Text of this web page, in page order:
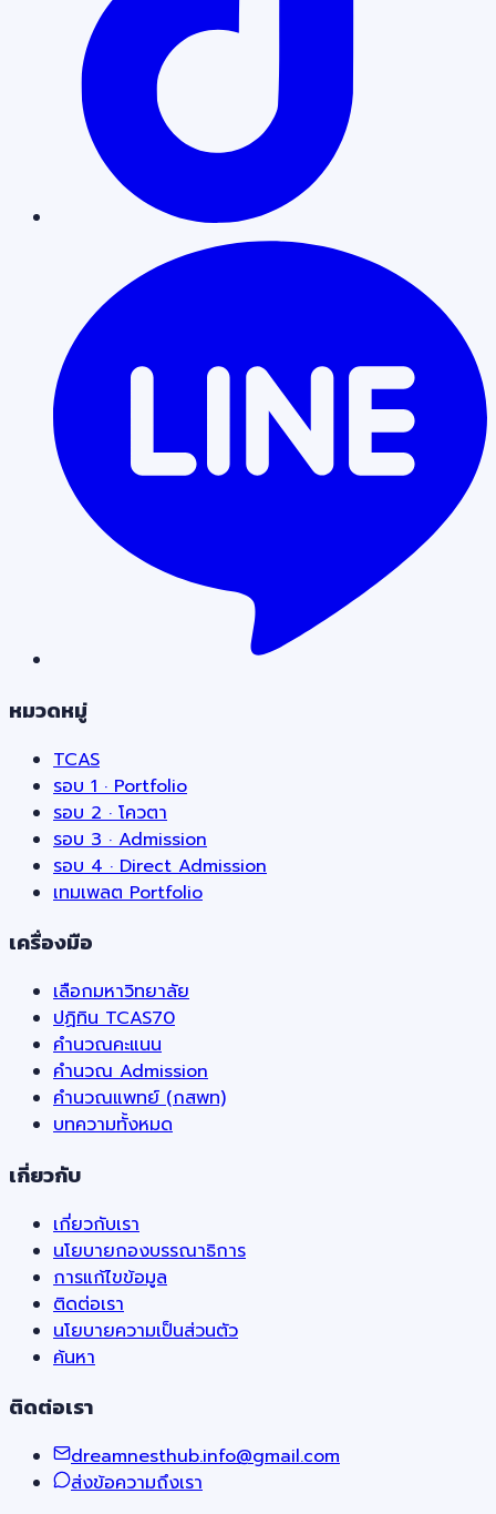
หมวดหมู่
TCAS
รอบ 1 · Portfolio
รอบ 2 · โควตา
รอบ 3 · Admission
รอบ 4 · Direct Admission
เทมเพลต Portfolio
เครื่องมือ
เลือกมหาวิทยาลัย
ปฏิทิน TCAS70
คำนวณคะแนน
คำนวณ Admission
คำนวณแพทย์ (กสพท)
บทความทั้งหมด
เกี่ยวกับ
เกี่ยวกับเรา
นโยบายกองบรรณาธิการ
การแก้ไขข้อมูล
ติดต่อเรา
นโยบายความเป็นส่วนตัว
ค้นหา
ติดต่อเรา
dreamnesthub.info@gmail.com
ส่งข้อความถึงเรา